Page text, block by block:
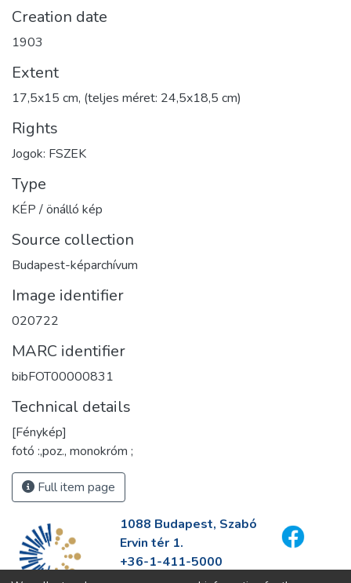
Creation date
1903
Extent
17,5x15 cm, (teljes méret: 24,5x18,5 cm)
Rights
Jogok: FSZEK
Type
KÉP / önálló kép
Source collection
Budapest-képarchívum
Image identifier
020722
MARC identifier
bibFOT00000831
Technical details
[Fénykép]
fotó :,poz., monokróm ;
Full item page
1088 Budapest, Szabó
Ervin tér 1.
+36-1-411-5000